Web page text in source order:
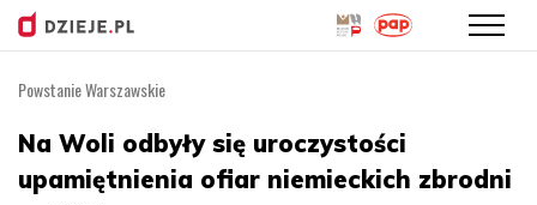
treści
Powstanie Warszawskie
Na Woli odbyły się uroczystości
upamiętnienia ofiar niemieckich zbrodni